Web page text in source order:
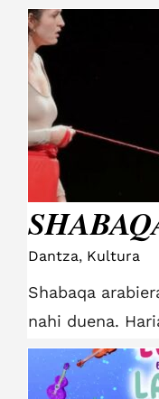
Dantza, Kultura
Shabaqa
nahi duena.